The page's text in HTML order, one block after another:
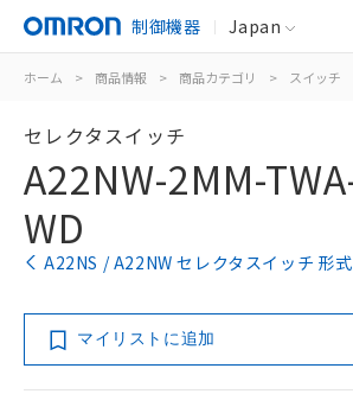
制御機器 Japan
ホーム > 商品情報 > 商品カテゴリ > スイッチ
セレクタスイッチ
A22NW-2MM-
WD
A22NS / A22NW セレクタスイッチ 形
マイリストに追加